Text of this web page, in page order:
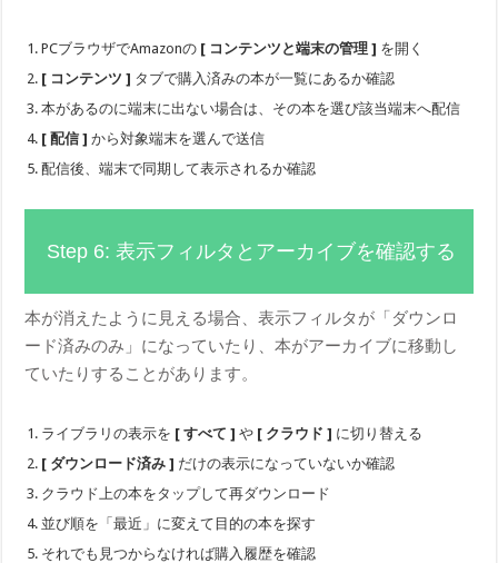
PCブラウザでAmazonの [ コンテンツと端末の管理 ] を開く
[ コンテンツ ] タブで購入済みの本が一覧にあるか確認
本があるのに端末に出ない場合は、その本を選び該当端末へ配信
[ 配信 ] から対象端末を選んで送信
配信後、端末で同期して表示されるか確認
Step 6: 表示フィルタとアーカイブを確認する
本が消えたように見える場合、表示フィルタが「ダウンロ
ード済みのみ」になっていたり、本がアーカイブに移動し
ていたりすることがあります。
ライブラリの表示を [ すべて ] や [ クラウド ] に切り替える
[ ダウンロード済み ] だけの表示になっていないか確認
クラウド上の本をタップして再ダウンロード
並び順を「最近」に変えて目的の本を探す
それでも見つからなければ購入履歴を確認